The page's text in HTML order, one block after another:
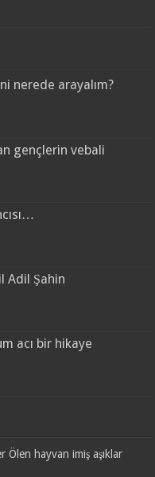
nerede arayalım?
gençlerin vebali
Adil Şahin
acı bir hikaye
Ölen hayvan imiş aşıklar